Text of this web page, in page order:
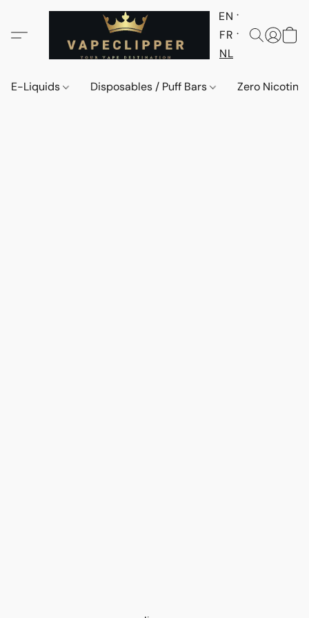
EN
FR
NL
E-Liquids Disposables / Puff Bars Zero Nicotine